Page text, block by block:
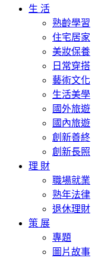
生 活
熟齡學習
住宅居家
美妝保養
日常穿搭
藝術文化
生活美學
國外旅遊
國內旅遊
創新善終
創新長照
理 財
職場就業
熟年法律
退休理財
策 展
專題
圖片故事